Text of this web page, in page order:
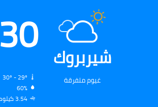
شيربروك
غيوم متفرقة
30
60%
3.54 كيلومتر/ساعة